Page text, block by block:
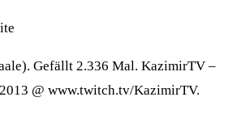
Gefällt 2.336 Mal. KazimirTV –
@ www.twitch.tv/KazimirTV.